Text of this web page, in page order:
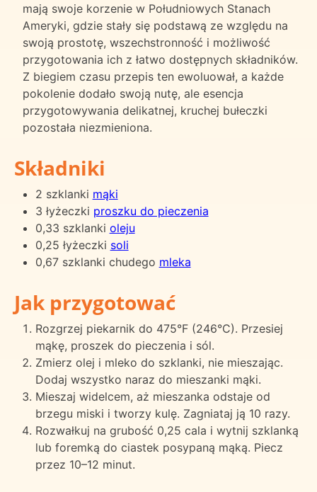
mają swoje korzenie w Południowych Stanach
Ameryki, gdzie stały się podstawą ze względu na
swoją prostotę, wszechstronność i możliwość
przygotowania ich z łatwo dostępnych składników.
Z biegiem czasu przepis ten ewoluował, a każde
pokolenie dodało swoją nutę, ale esencja
przygotowywania delikatnej, kruchej bułeczki
pozostała niezmieniona.
Składniki
2 szklanki mąki
3 łyżeczki proszku do pieczenia
0,33 szklanki oleju
0,25 łyżeczki soli
0,67 szklanki chudego mleka
Jak przygotować
Rozgrzej piekarnik do 475°F (246°C). Przesiej
mąkę, proszek do pieczenia i sól.
Zmierz olej i mleko do szklanki, nie mieszając.
Dodaj wszystko naraz do mieszanki mąki.
Mieszaj widelcem, aż mieszanka odstaje od
brzegu miski i tworzy kulę. Zagniataj ją 10 razy.
Rozwałkuj na grubość 0,25 cala i wytnij szklanką
lub foremką do ciastek posypaną mąką. Piecz
przez 10–12 minut.